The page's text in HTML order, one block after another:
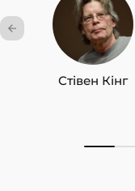
Стівен Кінг